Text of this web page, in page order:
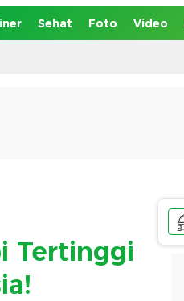
Sehat Foto Video
Tertinggi